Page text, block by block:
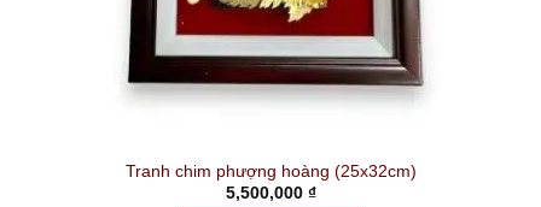
Tranh chim phượng hoàng (25x32cm)
5,500,000 ₫